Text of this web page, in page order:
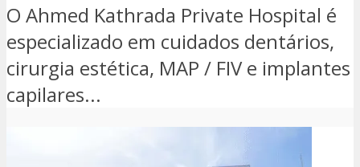
O Ahmed Kathrada Private Hospital é
especializado em cuidados dentários,
cirurgia estética, MAP / FIV e implantes
capilares...